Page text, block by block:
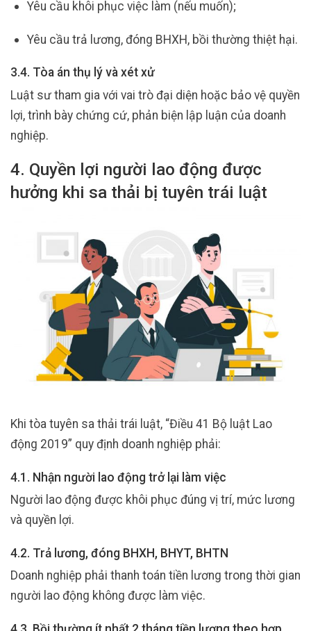
Yêu cầu khôi phục việc làm (nếu muốn);
Yêu cầu trả lương, đóng BHXH, bồi thường thiệt hại.
3.4. Tòa án thụ lý và xét xử
Luật sư tham gia với vai trò đại diện hoặc bảo vệ quyền
lợi, trình bày chứng cứ, phản biện lập luận của doanh
nghiệp.
4. Quyền lợi người lao động được
hưởng khi sa thải bị tuyên trái luật
Khi tòa tuyên sa thải trái luật, “Điều 41 Bộ luật Lao
động 2019” quy định doanh nghiệp phải:
4.1. Nhận người lao động trở lại làm việc
Người lao động được khôi phục đúng vị trí, mức lương
và quyền lợi.
4.2. Trả lương, đóng BHXH, BHYT, BHTN
Doanh nghiệp phải thanh toán tiền lương trong thời gian
người lao động không được làm việc.